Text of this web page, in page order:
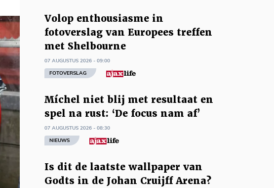
Volop enthousiasme in
fotoverslag van Europees treffen
met Shelbourne
07 AUGUSTUS 2026 - 09:00
FOTOVERSLAG
Míchel niet blij met resultaat en
spel na rust: ‘De focus nam af’
07 AUGUSTUS 2026 - 08:30
NIEUWS
Is dit de laatste wallpaper van
Godts in de Johan Cruijff Arena?